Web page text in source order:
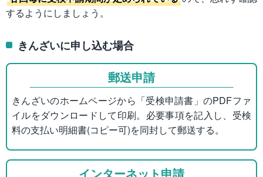
するようにしましょう。
きんざいに申し込む場合
郵送申請
きんざいのホームページから「受検申請書」のPDFファ
イルをダウンロードして印刷。必要事項を記入し、受検
料の支払い明細書(コピー可)を同封して郵送する。
インターネット申請